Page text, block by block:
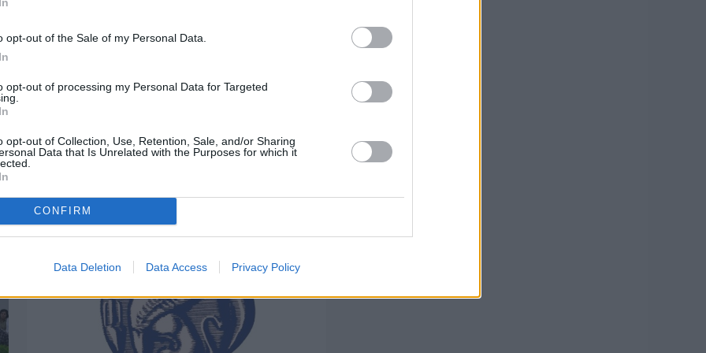
opt-out of the Sale of my Personal Data.
opt-out of processing my Personal Data for Targeted
opt-out of Collection, Use, Retention, Sale, and/or Sharing
Data that Is Unrelated with the Purposes for which it
CONFIRM
Data Deletion Data Access Privacy Policy
μαθητές